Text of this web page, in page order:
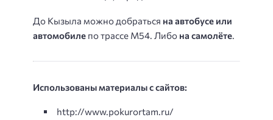
До Кызыла можно добраться на автобусе или
автомобиле по трассе М54. Либо на самолёте.
Использованы материалы с сайтов:
http://www.pokurortam.ru/